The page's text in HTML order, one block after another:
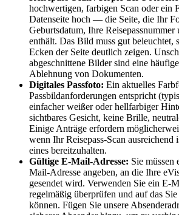
hochwertigen, farbigen Scan oder ein
Datenseite hoch — die Seite, die Ihr
Geburtsdatum, Ihre
enthält. Das Bild muss gut beleuchtet,
Ecken der Seite deutlich zeigen.
abgeschnittene Bilder sind eine
Ablehnung von Dokumenten.
Digitales Passfoto: Ein aktuelles
Passbildanforderungen entspricht
einfacher weißer oder hellfarbiger
sichtbares Gesicht, keine Brille,
Einige Anträge erfordern
wenn Ihr Reisepass-Scan ausreichend
eines bereitzuhalten.
Gültige E-Mail-Adresse: Sie müssen
Mail-Adresse angeben, an die Ihre
gesendet wird. Verwenden Sie ein E-
regelmäßig überprüfen und auf das
können. Fügen Sie unsere